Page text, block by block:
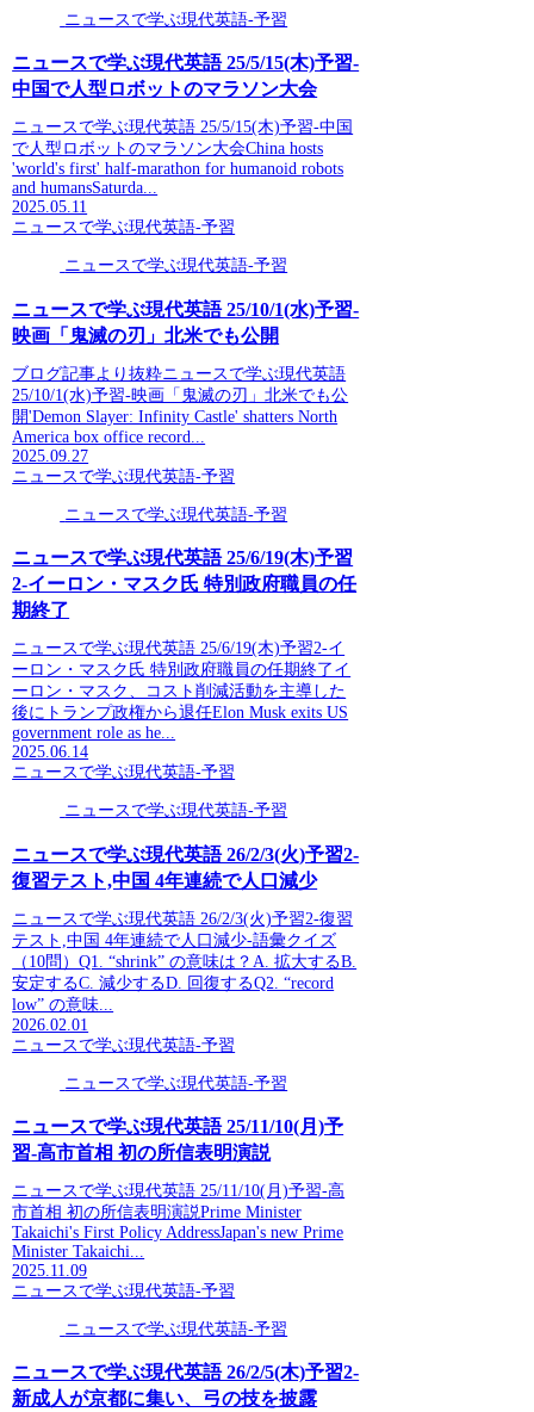
ニュースで学ぶ現代英語-予習
ニュースで学ぶ現代英語 25/5/15(木)予習-
中国で人型ロボットのマラソン大会
ニュースで学ぶ現代英語 25/5/15(木)予習-中国
で人型ロボットのマラソン大会China hosts
'world's first' half-marathon for humanoid robots
and humansSaturda...
2025.05.11
ニュースで学ぶ現代英語-予習
ニュースで学ぶ現代英語-予習
ニュースで学ぶ現代英語 25/10/1(水)予習-
映画「鬼滅の刃」北米でも公開
ブログ記事より抜粋ニュースで学ぶ現代英語
25/10/1(水)予習-映画「鬼滅の刃」北米でも公
開'Demon Slayer: Infinity Castle' shatters North
America box office record...
2025.09.27
ニュースで学ぶ現代英語-予習
ニュースで学ぶ現代英語-予習
ニュースで学ぶ現代英語 25/6/19(木)予習
2-イーロン・マスク氏 特別政府職員の任
期終了
ニュースで学ぶ現代英語 25/6/19(木)予習2-イ
ーロン・マスク氏 特別政府職員の任期終了イ
ーロン・マスク、コスト削減活動を主導した
後にトランプ政権から退任Elon Musk exits US
government role as he...
2025.06.14
ニュースで学ぶ現代英語-予習
ニュースで学ぶ現代英語-予習
ニュースで学ぶ現代英語 26/2/3(火)予習2-
復習テスト,中国 4年連続で人口減少
ニュースで学ぶ現代英語 26/2/3(火)予習2-復習
テスト,中国 4年連続で人口減少-語彙クイズ
（10問）Q1. “shrink” の意味は？A. 拡大するB.
安定するC. 減少するD. 回復するQ2. “record
low” の意味...
2026.02.01
ニュースで学ぶ現代英語-予習
ニュースで学ぶ現代英語-予習
ニュースで学ぶ現代英語 25/11/10(月)予
習-高市首相 初の所信表明演説
ニュースで学ぶ現代英語 25/11/10(月)予習-高
市首相 初の所信表明演説Prime Minister
Takaichi's First Policy AddressJapan's new Prime
Minister Takaichi...
2025.11.09
ニュースで学ぶ現代英語-予習
ニュースで学ぶ現代英語-予習
ニュースで学ぶ現代英語 26/2/5(木)予習2-
新成人が京都に集い、弓の技を披露